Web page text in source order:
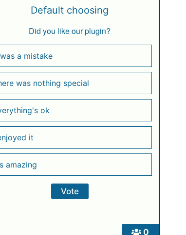
0
Default choosing
Did you like our plugin?
a mistake
was nothing special
ok
it
amazing